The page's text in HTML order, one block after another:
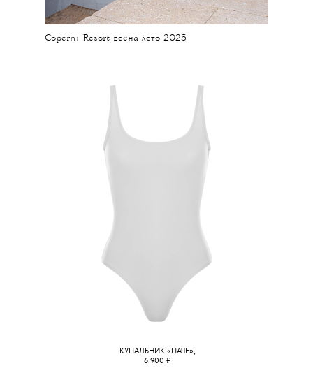
Coperni Resort весна-лето 2025
КУПАЛЬНИК «ПАЧЕ»,
6 900 ₽